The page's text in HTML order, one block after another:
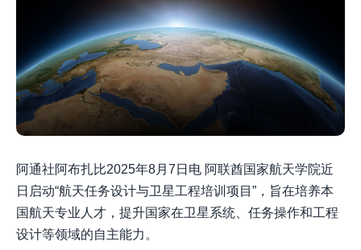
阿通社阿布扎比2025年8月7日电 阿联酋国家航天学院近
日启动“航天任务设计与卫星工程培训项目”，旨在培养本
国航天专业人才，提升国家在卫星系统、任务操作和工程
设计等领域的自主能力。